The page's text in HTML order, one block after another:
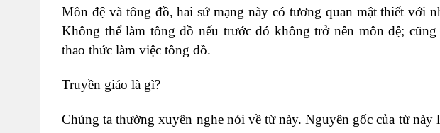
Môn đệ và tông đồ, hai sứ mạng này có tương quan mật thiết với
Không thể làm tông đồ nếu trước đó không trở nên môn đệ;
thao thức làm việc tông đồ.
Truyền giáo là gì?
Chúng ta thường xuyên nghe nói về từ này. Nguyên gốc của từ